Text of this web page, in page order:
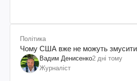
Політика
Чому США вже не можуть змусити
Вадим Денисенко2 дні тому
Журналіст